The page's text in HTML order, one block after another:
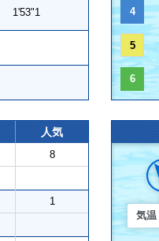
1'53"1 4
5
6
人気
8
1
気温